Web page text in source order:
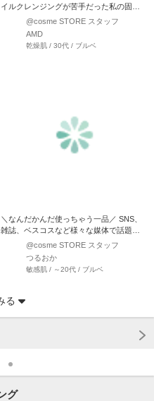
イルクレンジングが苦手だった私の固定
概念を覆してくれたおす…
@cosme STORE スタッフ
AMD
乾燥肌 / 30代 / ブルベ
＼なんだかんだ使っちゃう一品／ SNS、
雑誌、ベスコスなど様々な媒体で話題の
このクレンジング、使っ…
@cosme STORE スタッフ
つるおか
敏感肌 / ～20代 / ブルベ
る
グ